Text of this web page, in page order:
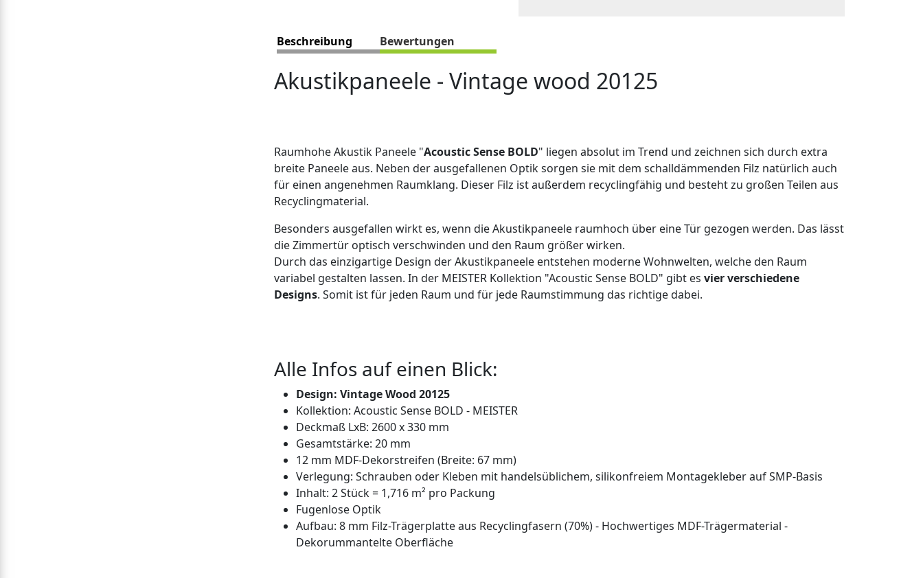
Beschreibung Bewertungen
Akustikpaneele - Vintage wood 20125
Raumhohe Akustik Paneele "Acoustic Sense BOLD" liegen absolut im Trend und zeichnen sich durch extra
breite Paneele aus. Neben der ausgefallenen Optik sorgen sie mit dem schalldämmenden Filz natürlich auch
für einen angenehmen Raumklang. Dieser Filz ist außerdem recyclingfähig und besteht zu großen Teilen aus
Recyclingmaterial.
Besonders ausgefallen wirkt es, wenn die Akustikpaneele raumhoch über eine Tür gezogen werden. Das lässt
die Zimmertür optisch verschwinden und den Raum größer wirken.
Durch das einzigartige Design der Akustikpaneele entstehen moderne Wohnwelten, welche den Raum
variabel gestalten lassen. In der MEISTER Kollektion "Acoustic Sense BOLD" gibt es vier verschiedene
Designs. Somit ist für jeden Raum und für jede Raumstimmung das richtige dabei.
Alle Infos auf einen Blick:
Design: Vintage Wood 20125
Kollektion: Acoustic Sense BOLD - MEISTER
Deckmaß LxB: 2600 x 330 mm
Gesamtstärke: 20 mm
12 mm MDF-Dekorstreifen (Breite: 67 mm)
Verlegung: Schrauben oder Kleben mit handelsüblichem, silikonfreiem Montagekleber auf SMP-Basis
Inhalt: 2 Stück = 1,716 m² pro Packung
Fugenlose Optik
Aufbau: 8 mm Filz-Trägerplatte aus Recyclingfasern (70%) - Hochwertiges MDF-Trägermaterial -
Dekorummantelte Oberfläche